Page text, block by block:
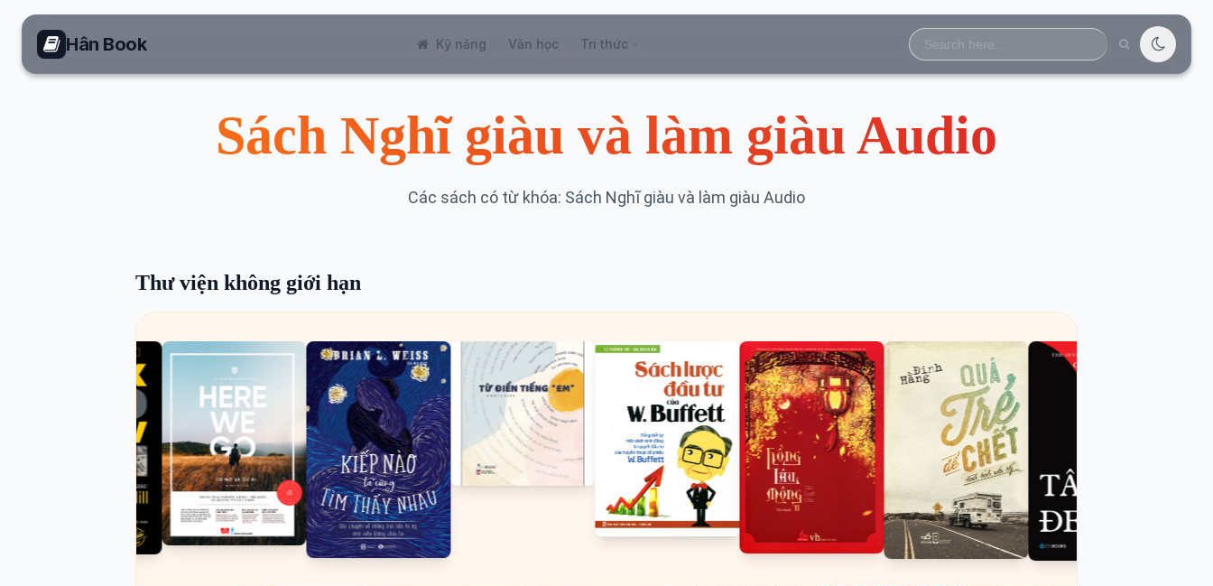
Hân Book Kỹ năng Văn học Tri thức
Search
for:
Sách Nghĩ giàu và làm giàu Audio
Các sách có từ khóa: Sách Nghĩ giàu và làm giàu Audio
Thư viện không giới hạn